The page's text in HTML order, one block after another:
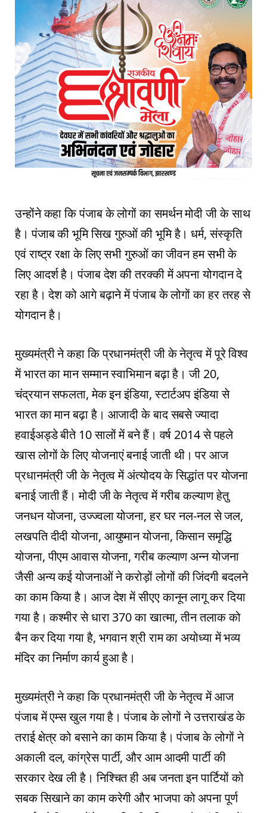
उन्होंने कहा कि पंजाब के लोगों का समर्थन मोदी जी के साथ
है। पंजाब की भूमि सिख गुरुओं की भूमि है। धर्म, संस्कृति
एवं राष्ट्र रक्षा के लिए सभी गुरुओं का जीवन हम सभी के
लिए आदर्श है। पंजाब देश की तरक्की में अपना योगदान दे
रहा है। देश को आगे बढ़ाने में पंजाब के लोगों का हर तरह से
योगदान है।
मुख्यमंत्री ने कहा कि प्रधानमंत्री जी के नेतृत्व में पूरे विश्व
में भारत का मान सम्मान स्वाभिमान बढ़ा है। जी 20,
चंद्रयान सफलता, मेक इन इंडिया, स्टार्टअप इंडिया से
भारत का मान बढ़ा है। आजादी के बाद सबसे ज्यादा
हवाईअड्डे बीते 10 सालों में बने हैं। वर्ष 2014 से पहले
खास लोगों के लिए योजनाएं बनाई जाती थी। पर आज
प्रधानमंत्री जी के नेतृत्व में अंत्योदय के सिद्धांत पर योजना
बनाई जाती हैं। मोदी जी के नेतृत्व में गरीब कल्याण हेतु
जनधन योजना, उज्ज्वला योजना, हर घर नल-नल से जल,
लखपति दीदी योजना, आयुष्मान योजना, किसान समृद्धि
योजना, पीएम आवास योजना, गरीब कल्याण अन्न योजना
जैसी अन्य कई योजनाओं ने करोड़ों लोगों की जिंदगी बदलने
का काम किया है। आज देश में सीएए कानून लागू कर दिया
गया है। कश्मीर से धारा 370 का खात्मा, तीन तलाक को
बैन कर दिया गया है, भगवान श्री राम का अयोध्या में भव्य
मंदिर का निर्माण कार्य हुआ है।
मुख्यमंत्री ने कहा कि प्रधानमंत्री जी के नेतृत्व में आज
पंजाब में एम्स खुल गया है। पंजाब के लोगों ने उत्तराखंड के
तराई क्षेत्र को बसाने का काम किया है। पंजाब के लोगों ने
अकाली दल, कांग्रेस पार्टी, और आम आदमी पार्टी की
सरकार देख ली है। निश्चित ही अब जनता इन पार्टियों को
सबक सिखाने का काम करेगी और भाजपा को अपना पूर्ण